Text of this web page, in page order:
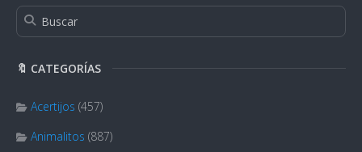
🔖 CATEGORÍAS
Acertijos (457)
Animalitos (887)